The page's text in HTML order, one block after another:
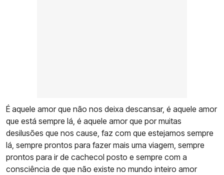
É aquele amor que não nos deixa descansar, é aquele amor
que está sempre lá, é aquele amor que por muitas
desilusões que nos cause, faz com que estejamos sempre
lá, sempre prontos para fazer mais uma viagem, sempre
prontos para ir de cachecol posto e sempre com a
consciência de que não existe no mundo inteiro amor